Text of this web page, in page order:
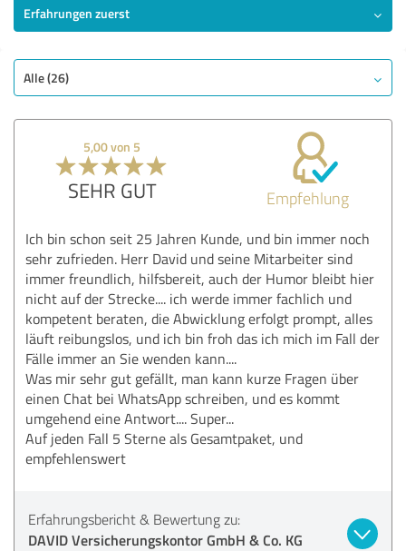
Erfahrungen zuerst
Alle (26)
5,00 von 5
SEHR GUT Empfehlung
Ich bin schon seit 25 Jahren Kunde, und bin immer noch
sehr zufrieden. Herr David und seine Mitarbeiter sind
immer freundlich, hilfsbereit, auch der Humor bleibt hier
nicht auf der Strecke.... ich werde immer fachlich und
kompetent beraten, die Abwicklung erfolgt prompt, alles
läuft reibungslos, und ich bin froh das ich mich im Fall der
Fälle immer an Sie wenden kann....
Was mir sehr gut gefällt, man kann kurze Fragen über
einen Chat bei WhatsApp schreiben, und es kommt
umgehend eine Antwort.... Super...
Auf jeden Fall 5 Sterne als Gesamtpaket, und
empfehlenswert
Erfahrungsbericht & Bewertung zu:
DAVID Versicherungskontor GmbH & Co. KG